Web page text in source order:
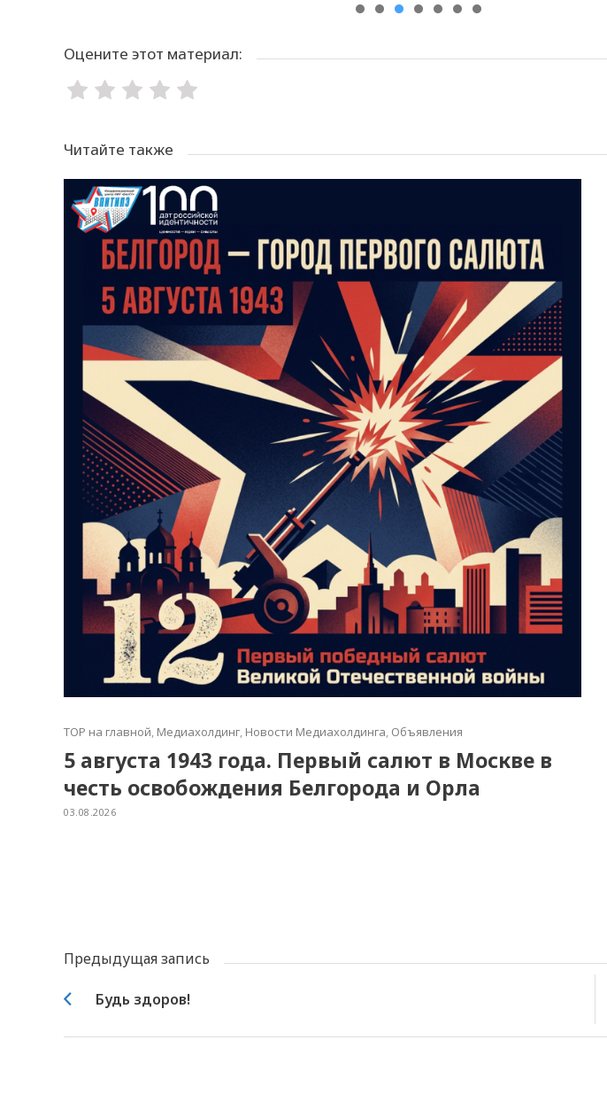
Оцените этот материал:
Читайте также
TOP на главной, Медиахолдинг, Новости Медиахолдинга, Объявления
5 августа 1943 года. Первый салют в Москве в
честь освобождения Белгорода и Орла
03.08.2026
Предыдущая запись
Будь здоров!